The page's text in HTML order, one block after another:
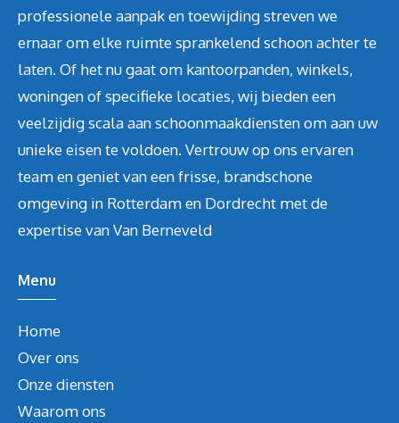
professionele aanpak en toewijding streven we
ernaar om elke ruimte sprankelend schoon achter te
laten. Of het nu gaat om kantoorpanden, winkels,
woningen of specifieke locaties, wij bieden een
veelzijdig scala aan schoonmaakdiensten om aan uw
unieke eisen te voldoen. Vertrouw op ons ervaren
team en geniet van een frisse, brandschone
omgeving in Rotterdam en Dordrecht met de
expertise van Van Berneveld
Menu
Home
Over ons
Onze diensten
Waarom ons